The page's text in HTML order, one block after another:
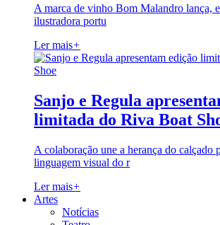
A marca de vinho Bom Malandro lança,
ilustradora portu
Ler mais+
Sanjo e Regula
limitada do Riva Boat
A colaboração une a herança do calçado
linguagem visual do r
Ler mais+
Artes
Notícias